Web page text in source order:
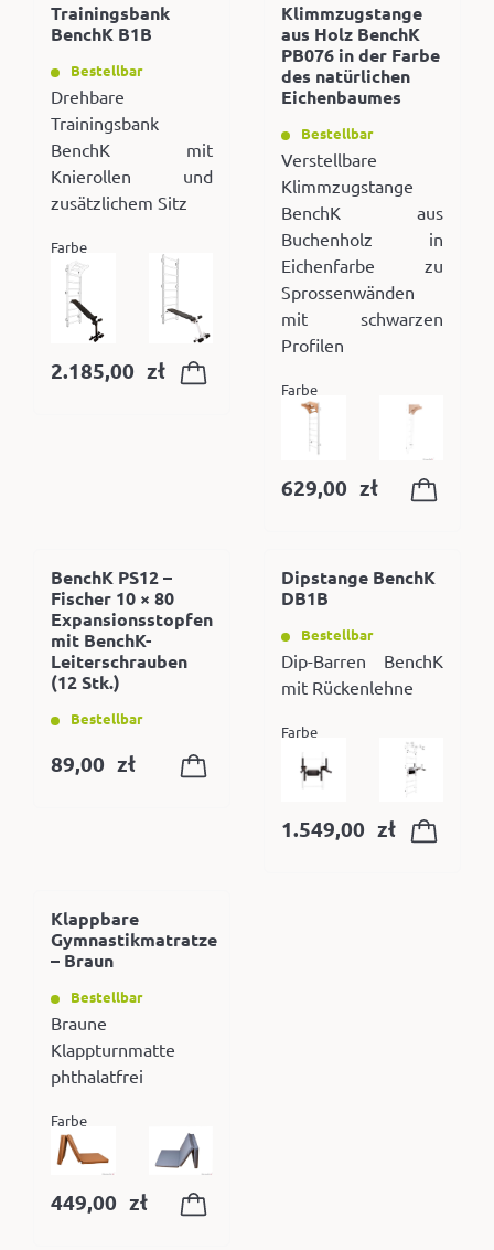
Trainingsbank
BenchK B1B
Bestellbar
Drehbare
Trainingsbank
BenchK mit
Knierollen und
zusätzlichem Sitz
Farbe
2.185,00 zł
Klimmzugstange
aus Holz BenchK
PB076 in der Farbe
des natürlichen
Eichenbaumes
Bestellbar
Verstellbare
Klimmzugstange
BenchK aus
Buchenholz in
Eichenfarbe zu
Sprossenwänden
mit schwarzen
Profilen
Farbe
629,00 zł
BenchK PS12 –
Fischer 10 × 80
Expansionsstopfen
mit BenchK-
Leiterschrauben
(12 Stk.)
Bestellbar
89,00 zł
Dipstange BenchK
DB1B
Bestellbar
Dip-Barren BenchK
mit Rückenlehne
Farbe
1.549,00 zł
Klappbare
Gymnastikmatratze
– Braun
Bestellbar
Braune
Klappturnmatte
phthalatfrei
Farbe
449,00 zł